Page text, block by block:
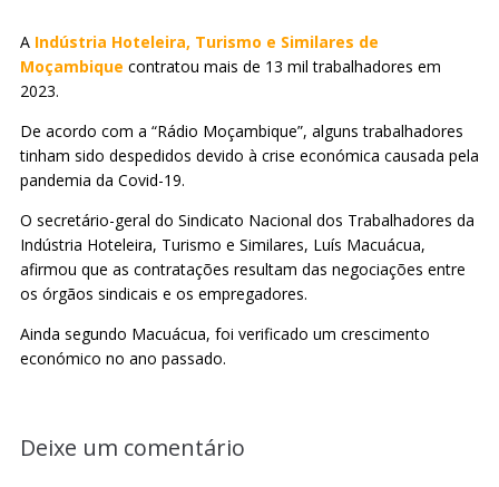
A Indústria Hoteleira, Turismo e Similares de
Moçambique contratou mais de 13 mil trabalhadores em
2023.
De acordo com a “Rádio Moçambique”, alguns trabalhadores
tinham sido despedidos devido à crise económica causada pela
pandemia da Covid-19.
O secretário-geral do Sindicato Nacional dos Trabalhadores da
Indústria Hoteleira, Turismo e Similares, Luís Macuácua,
afirmou que as contratações resultam das negociações entre
os órgãos sindicais e os empregadores.
Ainda segundo Macuácua, foi verificado um crescimento
económico no ano passado.
Deixe um comentário